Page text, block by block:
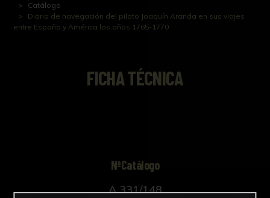
Catálogo
Diario de navegación del piloto Joaquín Aranda en sus viajes
entre España y América los años 1765-1770
FICHA TÉCNICA
NºCatálogo
A 331/148